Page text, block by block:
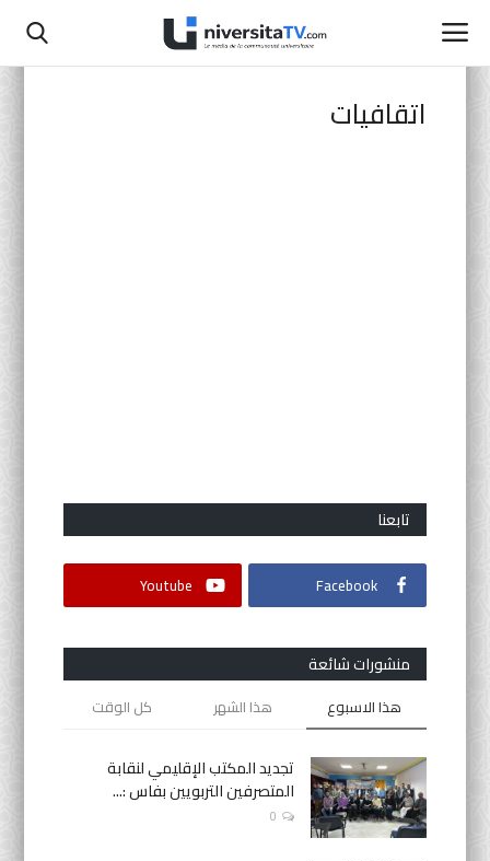
أنشطة موازية
اتقافيات
تابعنا
Facebook
Youtube
منشورات شائعة
هذا الاسبوع هذا الشهر كل الوقت
تجديد المكتب الإقليمي لنقابة
المتصرفين التربويين بفاس :...
0